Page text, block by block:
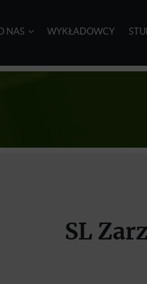
NAS WYKŁADOWCY
SL